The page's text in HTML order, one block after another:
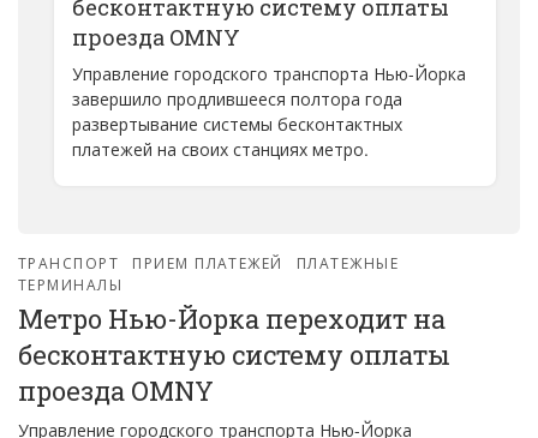
бесконтактную систему оплаты
проезда OMNY
Управление городского транспорта Нью-Йорка
завершило продлившееся полтора года
развертывание системы бесконтактных
платежей на своих станциях метро.
ТРАНСПОРТ ПРИЕМ ПЛАТЕЖЕЙ
ПЛАТЕЖНЫЕ
ТЕРМИНАЛЫ
Метро Нью-Йорка переходит на
бесконтактную систему оплаты
проезда OMNY
Управление городского транспорта Нью-Йорка